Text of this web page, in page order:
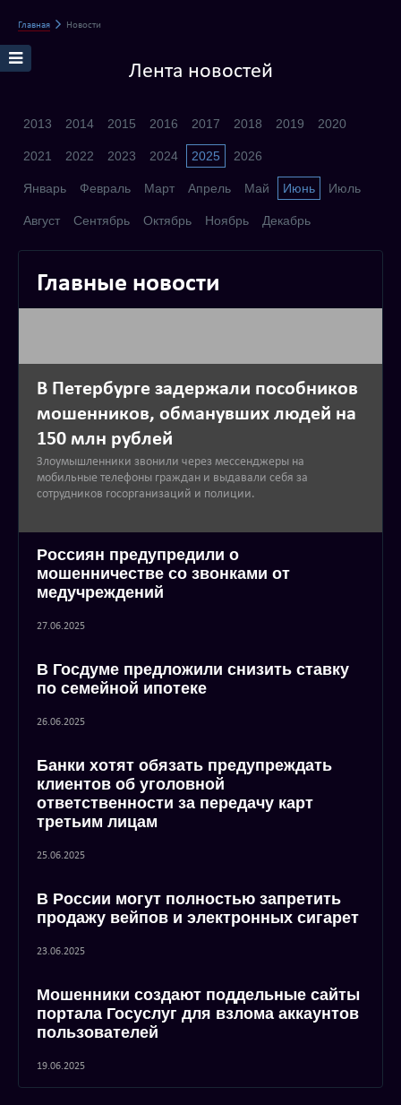
Главная Новости
Лента новостей
2013 2014 2015 2016 2017 2018 2019 2020
2021 2022 2023 2024 2025 2026
Январь Февраль Март Апрель Май Июнь Июль
Август Сентябрь Октябрь Ноябрь Декабрь
Главные новости
В Петербурге задержали пособников
мошенников, обманувших людей на
150 млн рублей
Злоумышленники звонили через мессенджеры на
мобильные телефоны граждан и выдавали себя за
сотрудников госорганизаций и полиции.
Россиян предупредили о
мошенничестве со звонками от
медучреждений
27.06.2025
В Госдуме предложили снизить ставку
по семейной ипотеке
26.06.2025
Банки хотят обязать предупреждать
клиентов об уголовной
ответственности за передачу карт
третьим лицам
25.06.2025
В России могут полностью запретить
продажу вейпов и электронных сигарет
23.06.2025
Мошенники создают поддельные сайты
портала Госуслуг для взлома аккаунтов
пользователей
19.06.2025